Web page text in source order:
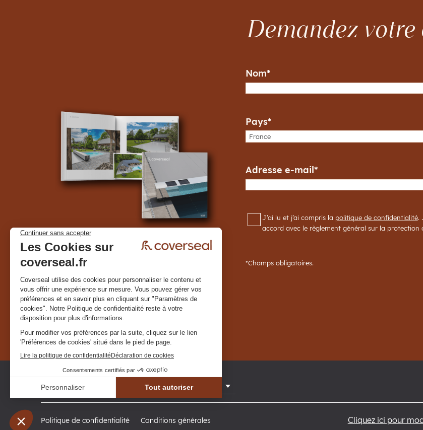
Demandez votre
Nom*
Pays*
Adresse e-mail*
RGPD*
J’ai lu et j’ai compris la politique de confidentialité.
accord avec le règlement général sur la protection
*Champs obligatoires.
Politique de confidentialité Conditions générales Cliquez ici pour